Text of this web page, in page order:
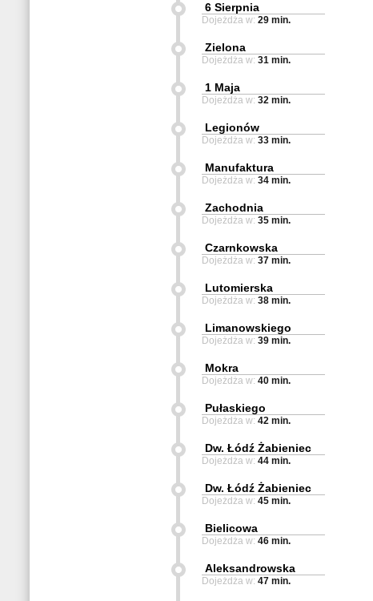
6 Sierpnia
Dojeżdża w: 29 min.
Zielona
Dojeżdża w: 31 min.
1 Maja
Dojeżdża w: 32 min.
Legionów
Dojeżdża w: 33 min.
Manufaktura
Dojeżdża w: 34 min.
Zachodnia
Dojeżdża w: 35 min.
Czarnkowska
Dojeżdża w: 37 min.
Lutomierska
Dojeżdża w: 38 min.
Limanowskiego
Dojeżdża w: 39 min.
Mokra
Dojeżdża w: 40 min.
Pułaskiego
Dojeżdża w: 42 min.
Dw. Łódź Żabieniec
Dojeżdża w: 44 min.
Dw. Łódź Żabieniec
Dojeżdża w: 45 min.
Bielicowa
Dojeżdża w: 46 min.
Aleksandrowska
Dojeżdża w: 47 min.